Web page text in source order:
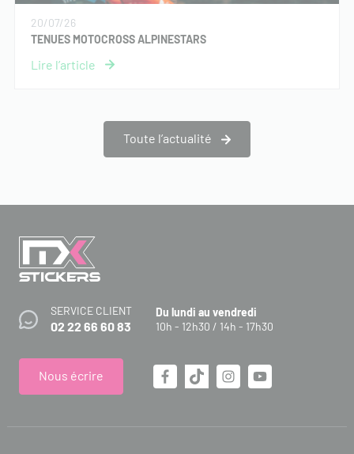
20/07/26
TENUES MOTOCROSS ALPINESTARS
Toute l’actualité
SERVICE CLIENT
02 22 66 60 83
Du lundi au vendredi
10h - 12h30 / 14h - 17h30
Nous écrire